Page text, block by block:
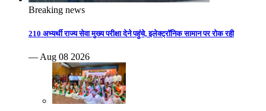
Breaking news
210 अभ्यर्थी राज्य सेवा मुख्य परीक्षा देने पहुंचे, इलेक्ट्रॉनिक सामान पर रोक रही
— Aug 08 2026